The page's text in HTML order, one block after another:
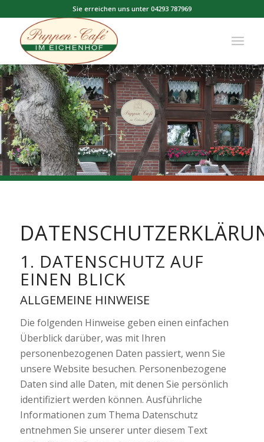
Sie erreichen uns unter 04293 787969
1. DATENSCHUTZ AUF
EINEN BLICK
ALLGEMEINE HINWEISE
Die folgenden Hinweise geben einen einfachen
Überblick darüber, was mit Ihren
personenbezogenen Daten passiert, wenn Sie
unsere Website besuchen. Personenbezogene
Daten sind alle Daten, mit denen Sie persönlich
identifiziert werden können. Ausführliche
Informationen zum Thema Datenschutz
entnehmen Sie unserer unter diesem Text